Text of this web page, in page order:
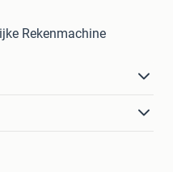
Rekenmachine